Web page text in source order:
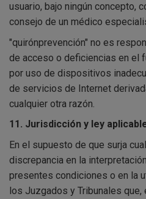
usuario, bajo ningún concepto,
consejo de un médico
"quirónprevención" no es
de acceso o deficiencias en el
por uso de dispositivos
de servicios de Internet
cualquier otra razón.
11. Jurisdicción y ley
En el supuesto de que surja
discrepancia en la
presentes condiciones o en la
los Juzgados y Tribunales que,